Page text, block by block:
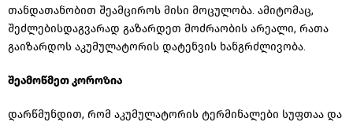
თანდათანობით შეამციროს მისი მოცულობა. ამიტომაც,
შეძლებისდაგვარად გაზარდეთ მოძრაობის არეალი, რათა
გაიზარდოს აკუმულატორის დატენვის ხანგრძლივობა.
შეამოწმეთ კოროზია
დარწმუნდით, რომ აკუმულატორის ტერმინალები სუფთაა და